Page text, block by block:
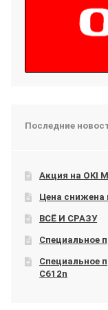
Последние
Акция на OKI
Цена снижена
ВСЁ И СРАЗУ
Специальное
Специальное
C612n